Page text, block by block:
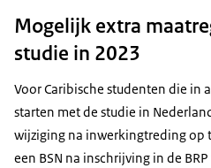
Mogelijk extra
studie in 2023
Voor Caribische studenten die in
starten met de studie in
wijziging na inwerkingtreding op
een BSN na inschrijving in de